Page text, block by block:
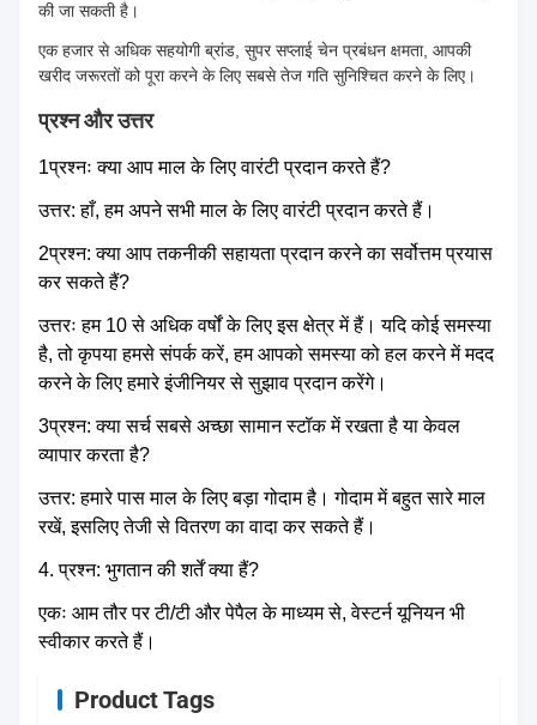
की जा सकती है।
एक हजार से अधिक सहयोगी ब्रांड, सुपर सप्लाई चेन प्रबंधन क्षमता, आपकी
खरीद जरूरतों को पूरा करने के लिए सबसे तेज गति सुनिश्चित करने के लिए।
प्रश्न और उत्तर
1प्रश्नः क्या आप माल के लिए वारंटी प्रदान करते हैं?
उत्तर: हाँ, हम अपने सभी माल के लिए वारंटी प्रदान करते हैं।
2प्रश्न: क्या आप तकनीकी सहायता प्रदान करने का सर्वोत्तम प्रयास
कर सकते हैं?
उत्तरः हम 10 से अधिक वर्षों के लिए इस क्षेत्र में हैं। यदि कोई समस्या
है, तो कृपया हमसे संपर्क करें, हम आपको समस्या को हल करने में मदद
करने के लिए हमारे इंजीनियर से सुझाव प्रदान करेंगे।
3प्रश्न: क्या सर्च सबसे अच्छा सामान स्टॉक में रखता है या केवल
व्यापार करता है?
उत्तर: हमारे पास माल के लिए बड़ा गोदाम है। गोदाम में बहुत सारे माल
रखें, इसलिए तेजी से वितरण का वादा कर सकते हैं।
4. प्रश्न: भुगतान की शर्तें क्या हैं?
एकः आम तौर पर टी/टी और पेपैल के माध्यम से, वेस्टर्न यूनियन भी
स्वीकार करते हैं।
Product Tags